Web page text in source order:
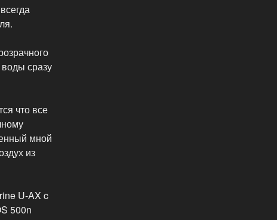
сразу
что все
мной
из
U-AX c
500n